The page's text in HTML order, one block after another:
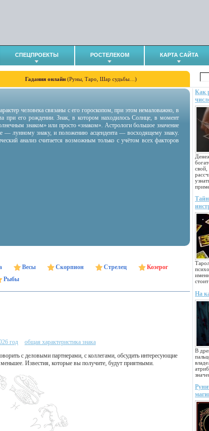
СПЕЦПРОЕКТЫ РОСТЕЛЕКОМ КАРТА САЙТА
Гадания онлайн (Руны, Таро, Шар судьбы…)
Как
свой,
На
В
человека связаны с его гороскопом, при этом немаловажно, в
при его рождении. Знак, в котором находилось Солнце, в момент
знаком» или просто «знаком». Астрологи большое значение
— лунному знаку, и положению асцендента — восходящему знаку.
анализ считается возможным только с учётом всех факторов
Весы Скорпион Стрелец
Козерог
Рыбы
год
общая характеристика знака
с деловыми партнерами, с коллегами, обсудить интересующие
Известия, которые вы получите, будут приятными.